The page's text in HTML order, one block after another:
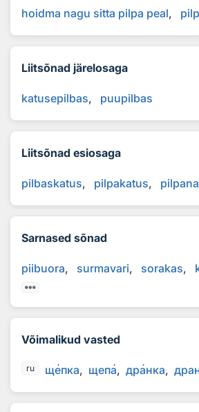
hoidma nagu sitta pilpa peal
Liitsõnad järelosaga
katusepilbas puupilbas
Liitsõnad esiosaga
pilbaskatus pilpakatus
Sarnased sõnad
piibuora surmavari sorakas
Võimalikud vasted
ru щепка щепа дранка